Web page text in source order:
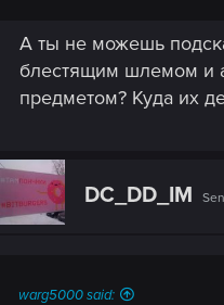
А ты не можешь
блестящим шлемом и
предметом? Куда их
DC_DD_IM
warg5000 said: